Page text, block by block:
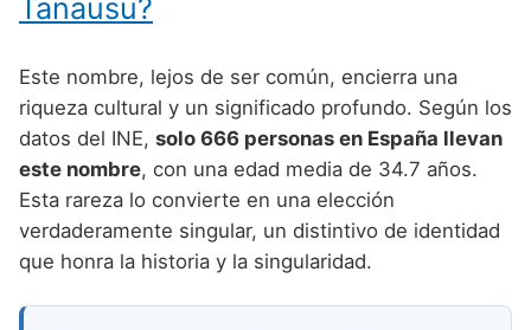
Nombres de niño que empiezan por M
Nombres de niño que empiezan por N
Nombres de niño que empiezan por O
Nombres de niño que empiezan por P
Nombres de niño que empiezan por Q
Nombres de Niño Murcianos
Nombres de Niño Navarros
Nombres de Niño Riojanos
Nombres de Niño Valencianos
Nombres de Niño Vascos
Nombres de Niño Judíos
Nombres de Niño Marroquíes
Nombres de Niño Portugueses
Nombres de Niño Rumanos
Tanausu?
Este nombre, lejos de ser común, encierra una
riqueza cultural y un significado profundo. Según los
datos del INE, solo 666 personas en España llevan
este nombre, con una edad media de 34.7 años.
Esta rareza lo convierte en una elección
verdaderamente singular, un distintivo de identidad
que honra la historia y la singularidad.